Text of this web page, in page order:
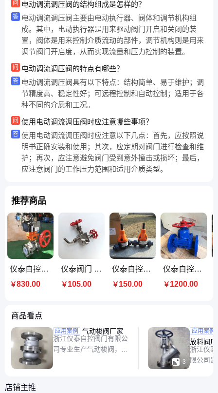
问 电动调流调压阀的结构组成是怎样的？
答 电动调流调压阀主要由电动执行器、阀体和调节机构组
成。其中，电动执行器是用来驱动阀门开启和关闭的装
置，阀体是用来控制介质流动的部件，调节机构则是用来
调节阀门开启度，从而实现流量和压力控制的装置。
问 电动调流调压阀的特点有哪些？
答 电动调流调压阀具有以下特点：结构简单、易于维护；调
节精度高、稳定性好；可远程控制和自动控制；适用于各
种不同的介质和工况。
问 使用电动调流调压阀时应注意哪些事项？
答 使用电动调流调压阀时应注意以下几点：首先，应按照说
明书正确安装和使用；其次，应定期对阀门进行检查和维
护；再次，应注意避免阀门受到意外撞击或损坏；最后，
应注意阀门的工作压力范围和适用介质类型。
推荐商品
仪泰自控阀门 法兰连接 不锈钢材质 气动衬氟球阀 Q641F46
￥830.00
仪泰阀门 高密封取样阀 型号GMJ11/4F 高压 不锈钢材质 螺纹连接
￥105.00
仪泰自控阀门 PVC材质 双活接 计量泵用 单向背压阀 BYF
￥150.00
仪泰自控阀门 放料用 耐腐蚀 手动 搪瓷隔膜阀 G41C
￥1200.00
商品看点
应用案例
气动梭阀厂家
浙江仪泰自控阀门有限公
司专业生产气动梭阀，管
 3
应用案例
放料阀
浙江仪
限公司
店铺主推